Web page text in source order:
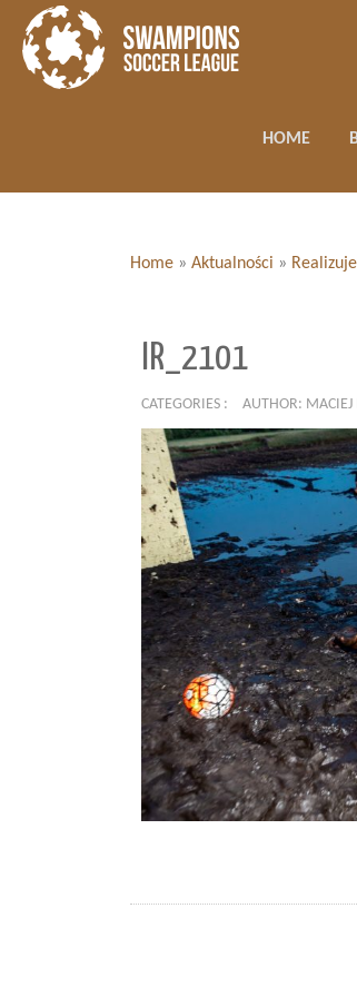
HOME
Home » Aktualności »
IR_2101
CATEGORIES : AUTHOR: MACIEJ